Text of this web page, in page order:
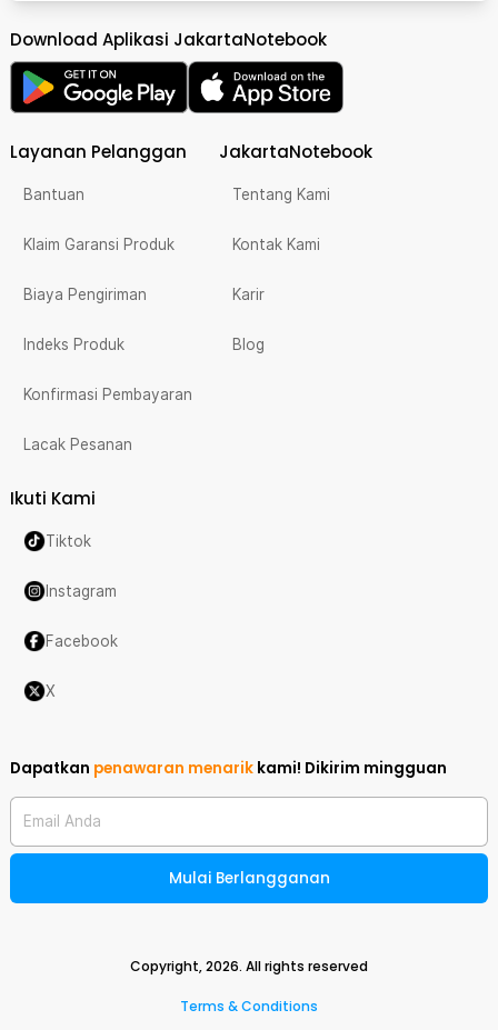
Download Aplikasi JakartaNotebook
Layanan Pelanggan
Bantuan
Klaim Garansi Produk
Biaya Pengiriman
Indeks Produk
Konfirmasi Pembayaran
Lacak Pesanan
JakartaNotebook
Tentang Kami
Kontak Kami
Karir
Blog
Ikuti Kami
Tiktok
Instagram
Facebook
X
Dapatkan penawaran menarik kami! Dikirim mingguan
Email Anda
Mulai Berlangganan
Copyright,2026. All rights reserved
Terms & Conditions